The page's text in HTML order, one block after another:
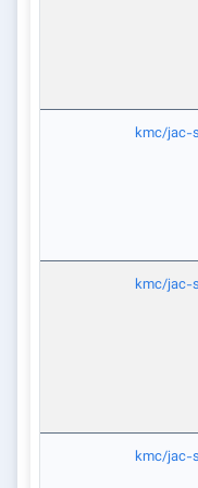
kmc/jac-
kmc/jac-
kmc/jac-